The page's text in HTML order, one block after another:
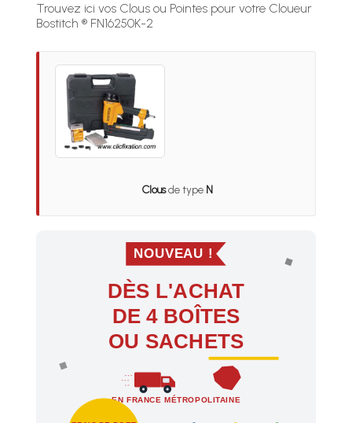
Trouvez ici vos Clous ou Pointes pour votre Cloueur
Bostitch ® FN16250K-2
Clousde type N
NOUVEAU !
DÈS L'ACHAT
DE 4 BOÎTES
OU SACHETS
EN FRANCE MÉTROPOLITAINE